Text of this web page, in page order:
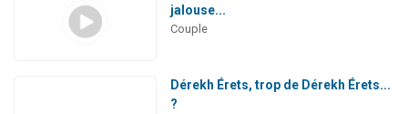
jalouse...
Couple
Dérekh Érets, trop de Dérekh Érets...
?